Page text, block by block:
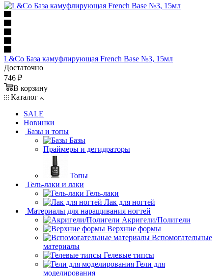
L&Co База камуфлирующая French Base №3, 15мл
Достаточно
746 ₽
В корзину
Каталог
SALE
Новинки
Базы и топы
Базы
Праймеры и дегидраторы
Топы
Гель-лаки и лаки
Гель-лаки
Лак для ногтей
Материалы для наращивания ногтей
Акригели/Полигели
Верхние формы
Вспомогательные
материалы
Гелевые типсы
Гели для
моделирования